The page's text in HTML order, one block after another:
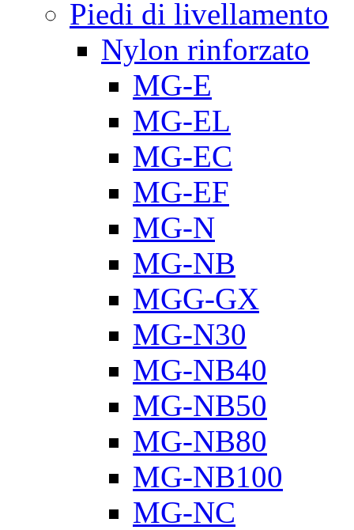
Piedi di livellamento
Nylon rinforzato
MG-E
MG-EL
MG-EC
MG-EF
MG-N
MG-NB
MGG-GX
MG-N30
MG-NB40
MG-NB50
MG-NB80
MG-NB100
MG-NC